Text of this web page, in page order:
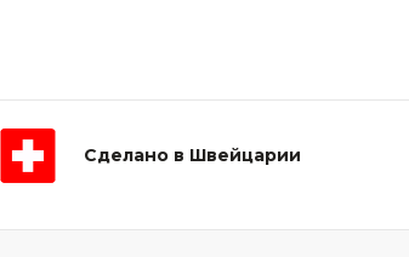
Сделано в Швейцарии